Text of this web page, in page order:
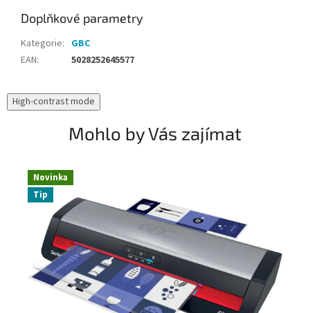
Doplňkové parametry
Kategorie: GBC
EAN: 5028252645577
High-contrast mode
Mohlo by Vás zajímat
Novinka
Tip